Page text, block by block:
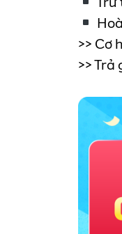
>> Cơ
>>